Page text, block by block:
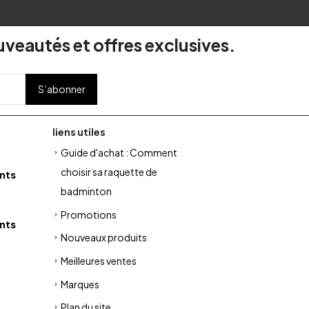
et offres exclusives.
liens utiles
Guide d'achat : Comment
choisir sa raquette de
badminton
Promotions
Nouveaux produits
Meilleures ventes
Marques